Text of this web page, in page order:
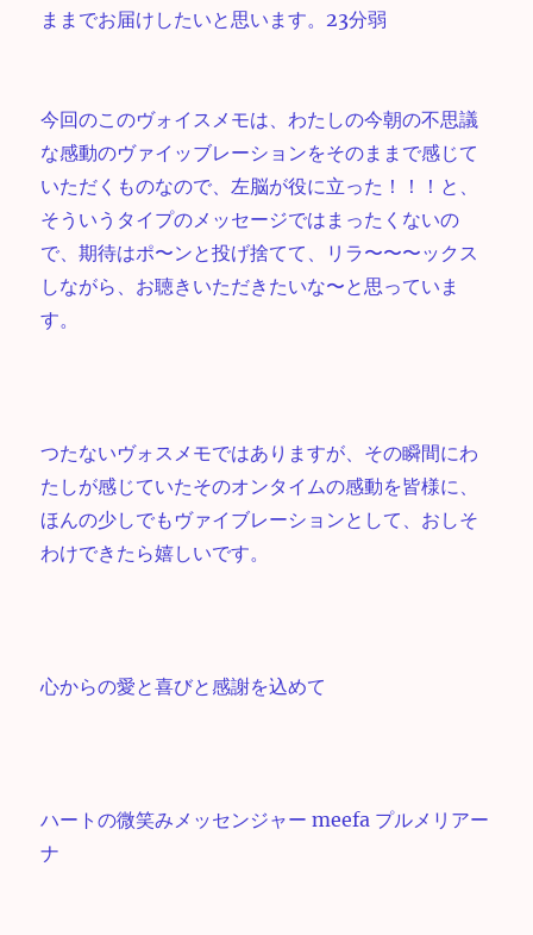
ままでお届けしたいと思います。23分弱
今回のこのヴォイスメモは、わたしの今朝の不思議
な感動のヴァイッブレーションをそのままで感じて
いただくものなので、左脳が役に立った！！！と、
そういうタイプのメッセージではまったくないの
で、期待はポ〜ンと投げ捨てて、リラ〜〜〜ックス
しながら、お聴きいただきたいな〜と思っていま
す。
つたないヴォスメモではありますが、その瞬間にわ
たしが感じていたそのオンタイムの感動を皆様に、
ほんの少しでもヴァイブレーションとして、おしそ
わけできたら嬉しいです。
心からの愛と喜びと感謝を込めて
ハートの微笑みメッセンジャー meefa プルメリアー
ナ